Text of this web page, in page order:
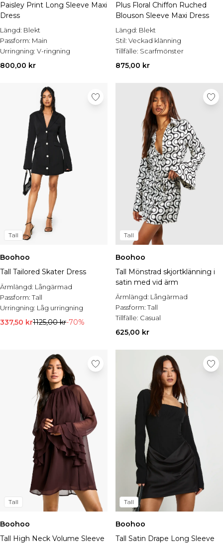
Paisley Print Long Sleeve Maxi
Dress
Längd: Blekt
Passform: Main
Urringning: V-ringning
800,00 kr
Plus Floral Chiffon Ruched
Blouson Sleeve Maxi Dress
Längd: Blekt
Stil: Veckad klänning
Tillfälle: Scarfmönster
875,00 kr
Tall
Boohoo
Tall Tailored Skater Dress
Ärmlängd: Långärmad
Passform:Tall
Urringning: Låg urringning
337,50 kr1125,00 kr-70%
Tall
Boohoo
Tall Mönstrad skjortklänning i
satin med vid ärm
Ärmlängd: Långärmad
Passform:Tall
Tillfälle: Casual
625,00 kr
Tall
Boohoo
Tall High Neck Volume Sleeve
Tall
Boohoo
Tall Satin Drape Long Sleeve